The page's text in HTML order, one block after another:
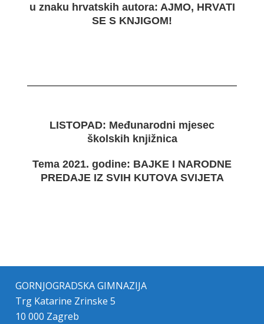
u znaku hrvatskih autora: AJMO, HRVATI
SE S KNJIGOM!
LISTOPAD: Međunarodni mjesec
školskih knjižnica
Tema 2021. godine: BAJKE I NARODNE
PREDAJE IZ SVIH KUTOVA SVIJETA
GORNJOGRADSKA GIMNAZIJA
Trg Katarine Zrinske 5
10 000 Zagreb